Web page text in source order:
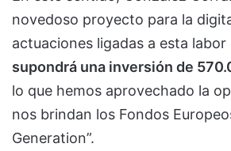
novedoso proyecto para la
actuaciones ligadas a esta labor
supondrá una inversión de
lo que hemos aprovechado la
nos brindan los Fondos
Generation”.